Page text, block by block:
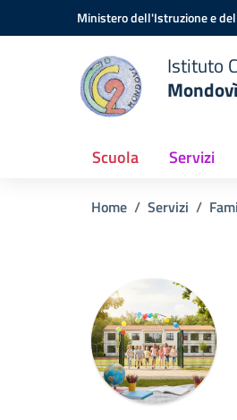
Vai ai contenuti
Vai al menu di navigazione
Ministero dell'Istruzione e
Istituto
Scuola Servizi
Home Servizi